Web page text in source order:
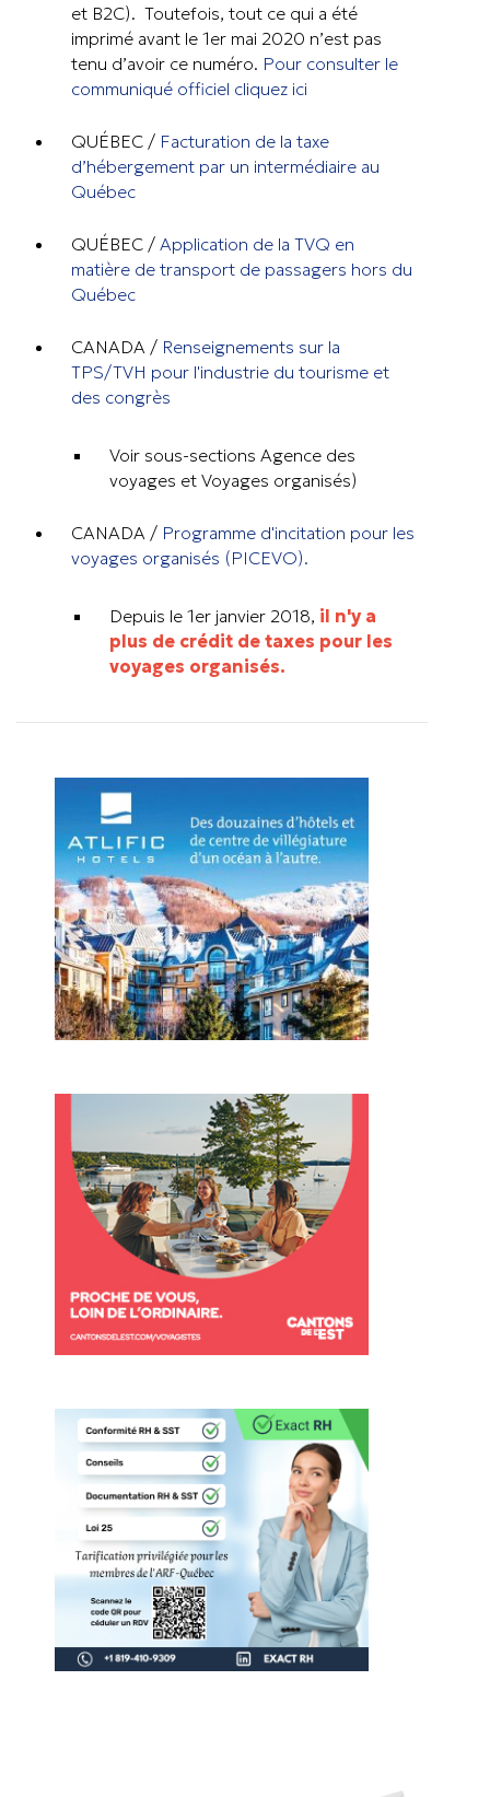
et B2C). Toutefois, tout ce qui a été
imprimé avant le 1er mai 2020 n’est pas
tenu d’avoir ce numéro. Pour consulter le
communiqué officiel cliquez ici
QUÉBEC / Facturation de la taxe
d’hébergement par un intermédiaire au
Québec
QUÉBEC / Application de la TVQ en
matière de transport de passagers hors du
Québec
CANADA / Renseignements sur la
TPS/TVH pour l'industrie du tourisme et
des congrès
Voir sous-sections Agence des
voyages et Voyages organisés)
CANADA / Programme d'incitation pour les
voyages organisés (PICEVO).
Depuis le 1er janvier 2018, il n'y a
plus de crédit de taxes pour les
voyages organisés.